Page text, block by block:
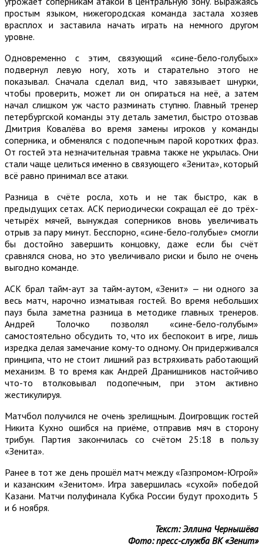
простым языком, нижегородская команда застала хозяев
врасплох и заставила начать играть на немного другом
уровне.
Одновременно с этим, связующий «сине-бело-голубых»
подвернул левую ногу, хоть и старательно этого не
показывал. Сначала сделал вид, что завязывает шнурки,
чтобы проверить, может ли он опираться на неё, а затем
начал слишком уж часто разминать ступню. Главный тренер
петербургской команды эту деталь заметил, быстро отозвав
Дмитрия Ковалёва во время замены игроков у команды
соперника, и обменялся с подопечным парой коротких фраз.
От гостей эта незначительная травма также не укрылась. Они
стали чаще целиться именно в связующего «Зенита», который
всё равно принимал все атаки.
Разница в счёте росла, хоть и не так быстро, как в
предыдущих сетах. АСК периодически сокращал её до трёх-
четырёх мячей, вынуждая соперников вновь увеличивать
отрыв за пару минут. Бесспорно, «сине-бело-голубые» смогли
бы достойно завершить концовку, даже если бы счёт
сравнялся снова, но это увеличивало риски и было не очень
выгодно команде.
АСК брал тайм-аут за тайм-аутом, «Зенит» — ни одного за
весь матч, нарочно изматывая гостей. Во время небольших
пауз была заметна разница в методике главных тренеров.
Андрей Толочко позволял «сине-бело-голубым»
самостоятельно обсудить то, что их беспокоит в игре, лишь
изредка делая замечание кому-то одному. Он придерживался
принципа, что не стоит лишний раз встряхивать работающий
механизм. В то время как Андрей Дранишников настойчиво
что-то втолковывал подопечным, при этом активно
жестикулируя.
Матчбол получился не очень зрелищным. Доигровщик гостей
Никита Кухно ошибся на приёме, отправив мяч в сторону
трибун. Партия закончилась со счётом 25:18 в пользу
«Зенита».
Ранее в тот же день прошёл матч между «Газпромом-Югрой»
и казанским «Зенитом». Игра завершилась «сухой» победой
Казани. Матчи полуфинала Кубка России будут проходить 5
и 6 ноября.
Текст: Эллина Чернышёва
Фото: пресс-служба ВК «Зенит»